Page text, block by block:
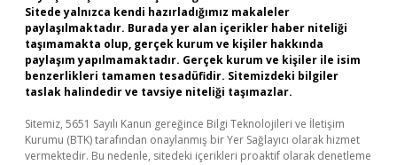
Sitede yalnızca kendi hazırladığımız makaleler
paylaşılmaktadır. Burada yer alan içerikler haber niteliği
taşımamakta olup, gerçek kurum ve kişiler hakkında
paylaşım yapılmamaktadır. Gerçek kurum ve kişiler ile isim
benzerlikleri tamamen tesadüfidir. Sitemizdeki bilgiler
taslak halindedir ve tavsiye niteliği taşımazlar.
Sitemiz, 5651 Sayılı Kanun gereğince Bilgi Teknolojileri ve İletişim
Kurumu (BTK) tarafından onaylanmış bir Yer Sağlayıcı olarak hizmet
vermektedir. Bu nedenle, sitedeki içerikleri proaktif olarak denetleme